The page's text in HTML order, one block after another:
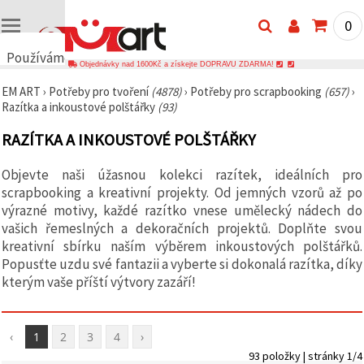
Používáme
🍪
Používáme
podobné
technologie,
zajistili
správné
fungování
webu,
zlepšili vaše
prostředí
při jeho
používání a
s vaším
souhlasem
zobrazovali
0
Objednávky nad 1600Kč a získejte DOPRAVU ZDARMA!
EM ART › Potřeby pro tvoření (4878)› Potřeby pro scrapbooking (657)›
Razítka a inkoustové polštářky (93)
RAZÍTKA A INKOUSTOVÉ POLŠTÁŘKY
Objevte naši úžasnou kolekci razítek, ideálních pro
scrapbooking a kreativní projekty. Od jemných vzorů až po
výrazné motivy, každé razítko vnese umělecký nádech do
vašich řemeslných a dekoračních projektů. Doplňte svou
kreativní sbírku naším výběrem inkoustových polštářků.
Popusťte uzdu své fantazii a vyberte si dokonalá razítka, díky
kterým vaše příští výtvory zazáří!
‹ 1 2 3 4 ›
93 položky | stránky 1/4